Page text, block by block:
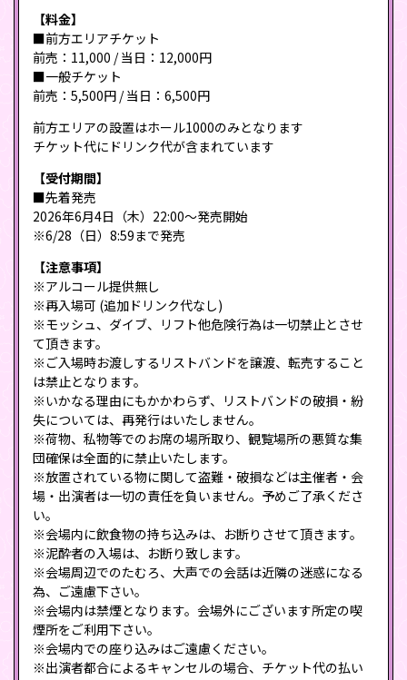
【料金】
■前方エリアチケット
前売：11,000 / 当日：12,000円
■一般チケット
前売：5,500円 / 当日：6,500円
前方エリアの設置はホール1000のみとなります
チケット代にドリンク代が含まれています
【受付期間】
■先着発売
2026年6月4日（木）22:00～発売開始
※6/28（日）8:59まで発売
【注意事項】
※アルコール提供無し
※再入場可 (追加ドリンク代なし)
※モッシュ、ダイブ、リフト他危険行為は一切禁止とさせ
て頂きます。
※ご入場時お渡しするリストバンドを譲渡、転売すること
は禁止となります。
※いかなる理由にもかかわらず、リストバンドの破損・紛
失については、再発行はいたしません。
※荷物、私物等でのお席の場所取り、観覧場所の悪質な集
団確保は全面的に禁止いたします。
※放置されている物に関して盗難・破損などは主催者・会
場・出演者は一切の責任を負いません。予めご了承くださ
い。
※会場内に飲食物の持ち込みは、お断りさせて頂きます。
※泥酔者の入場は、お断り致します。
※会場周辺でのたむろ、大声での会話は近隣の迷惑になる
為、ご遠慮下さい。
※会場内は禁煙となります。会場外にございます所定の喫
煙所をご利用下さい。
※会場内での座り込みはご遠慮ください。
※出演者都合によるキャンセルの場合、チケット代の払い